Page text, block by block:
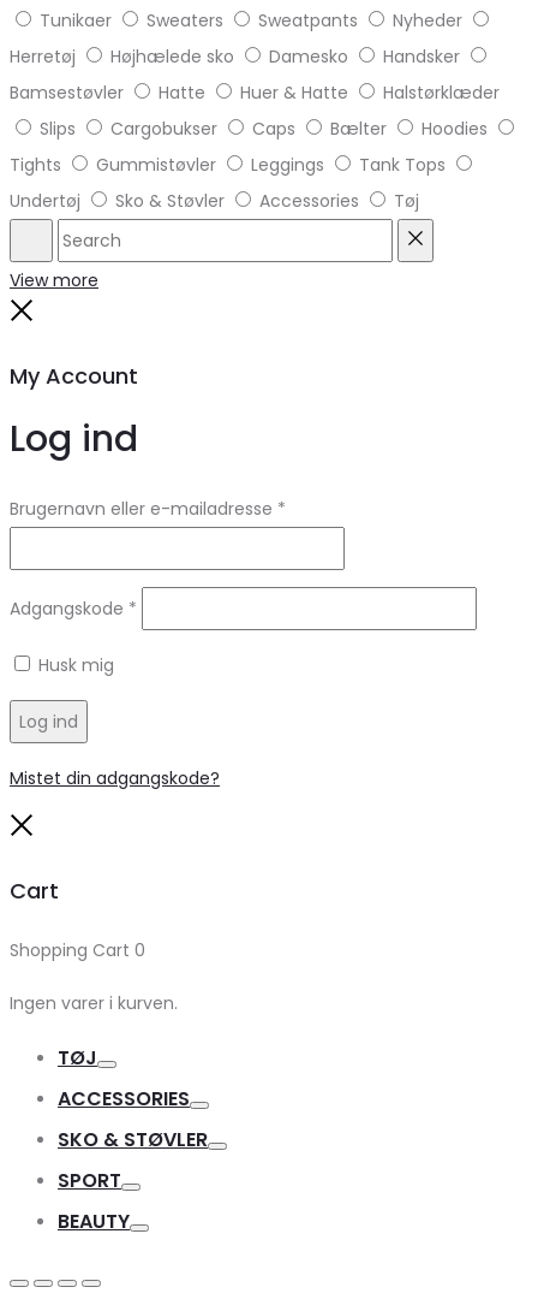
Tunikaer
Sweaters Sweatpants
Nyheder
Herretøj
Højhælede sko Damesko
Handsker
Bamsestøvler
Hatte Huer & Hatte
Halstørklæder
Slips
Cargobukser Caps Bælter
Hoodies
Tights
Gummistøvler Leggings
Tank Tops
Undertøj
Sko & Støvler Accessories Tøj
Search
View more
My Account
Log ind
Brugernavn eller e-mailadresse *
Adgangskode *
Husk mig
Log ind
Mistet din adgangskode?
Cart
Shopping Cart 0
Ingen varer i kurven.
TØJ
ACCESSORIES
SKO & STØVLER
SPORT
BEAUTY